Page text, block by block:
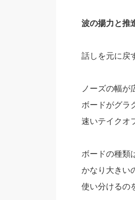
波の揚力と推
話しを元に戻
ノーズの幅が
ボードがグラ
速いテイクオ
ボードの種類
かなり大きい
使い分けるの